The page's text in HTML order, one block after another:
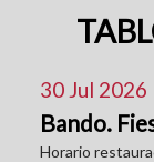
30 Jul 2026
Bando.
Horario